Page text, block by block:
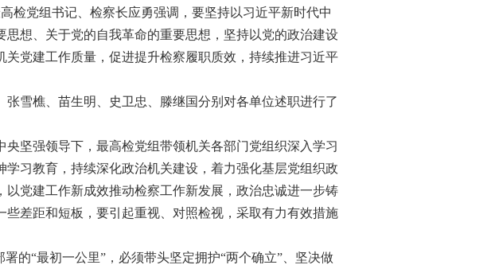
党组书记、检察长应勇强调，要坚持以习近平新时代中
想、关于党的自我革命的重要思想，坚持以党的政治建设
党建工作质量，促进提升检察履职质效，持续推进习近平
雪樵、苗生明、史卫忠、滕继国分别对各单位述职进行了
坚强领导下，最高检党组带领机关各部门党组织深入学习
习教育，持续深化政治机关建设，着力强化基层党组织政
党建工作新成效推动检察工作新发展，政治忠诚进一步铸
差距和短板，要引起重视、对照检视，采取有力有效措施
“最初一公里”，必须带头坚定拥护“两个确立”、坚决做